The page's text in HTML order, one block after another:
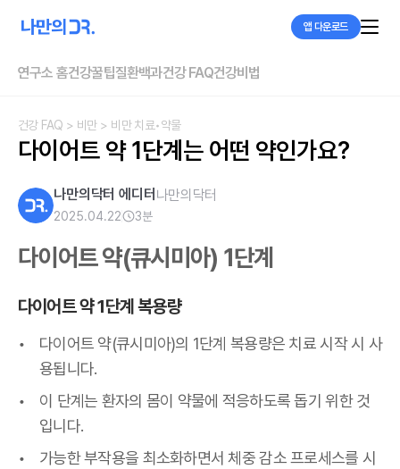
앱 다운로드
연구소 홈건강꿀팁질환백과건강 FAQ건강비법
건강 FAQ > 비만> 비만 치료•약물
다이어트 약 1단계는 어떤 약인가요?
나만의닥터 에디터 나만의닥터
2025.04.22 3분
다이어트 약(큐시미아) 1단계
다이어트 약 1단계 복용량
다이어트 약(큐시미아)의 1단계 복용량은 치료 시작 시 사
용됩니다.
이 단계는 환자의 몸이 약물에 적응하도록 돕기 위한 것
입니다.
가능한 부작용을 최소화하면서 체중 감소 프로세스를 시